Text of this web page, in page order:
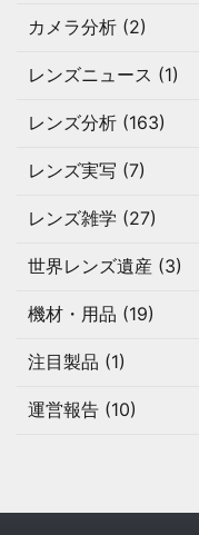
カメラ分析 (2)
レンズニュース (1)
レンズ分析 (163)
レンズ実写 (7)
レンズ雑学 (27)
世界レンズ遺産 (3)
機材・用品 (19)
注目製品 (1)
運営報告 (10)